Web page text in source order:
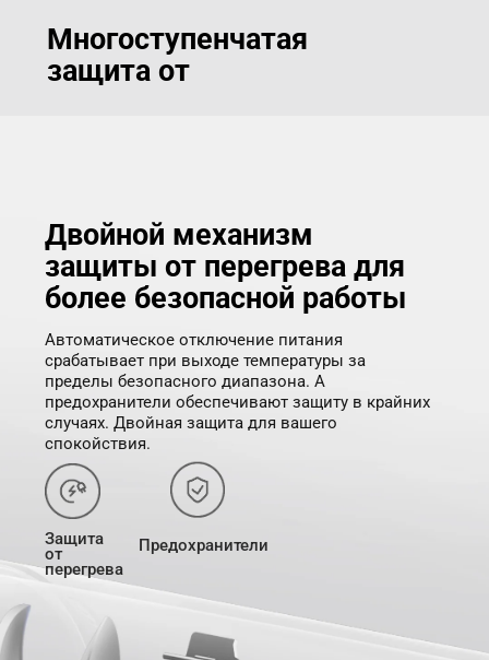
Многоступенчатая
защита от
Двойной механизм
защиты от перегрева для
более безопасной работы
Автоматическое отключение питания
срабатывает при выходе температуры за
пределы безопасного диапазона. А
предохранители обеспечивают защиту в крайних
случаях. Двойная защита для вашего
спокойствия.
Защита
от
перегрева
Предохранители